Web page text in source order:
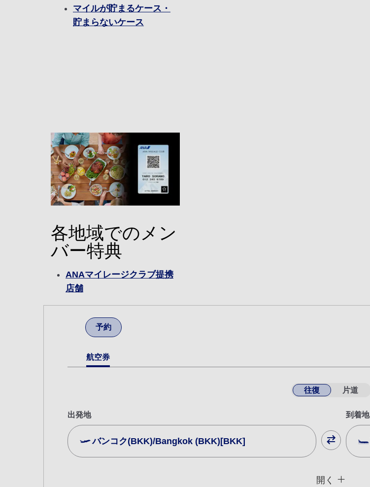
マイルが貯まるケース・
貯まらないケース
各地域でのメン
バー特典
ANAマイレージクラブ提携
店舗
予約
航空券
往復 片道
出発地
バンコク(BKK)/Bangkok (BKK)[BKK]
到着地
開く